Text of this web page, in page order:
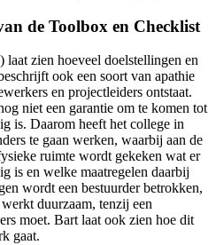
de Toolbox en Checklist
zien hoeveel doelstellingen en
ook een soort van apathie
en projectleiders ontstaat.
niet een garantie om te komen tot
is. Daarom heeft het college in
te gaan werken, waarbij aan de
ruimte wordt gekeken wat er
is en welke maatregelen daarbij
wordt een bestuurder betrokken,
duurzaam, tenzij een
moet. Bart laat ook zien hoe dit
gaat.